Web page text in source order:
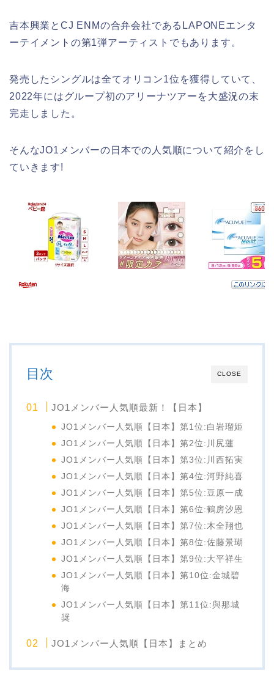
吉本興業とCJ ENMの合弁会社であるLAPONEエンタ
ーテイメントの第1弾アーティストでもあります。
発売したシングルは全てオリコン1位を獲得していて、
2022年にはグループ初のアリーナツアーを大盛況の末
完走しました。
そんなJO1メンバーの日本での人気順について紹介をし
ていきます!
CLOSE
目次
JO1メンバー人気順最新！【日本】
JO1メンバー人気順【日本】第1位:白岩瑠姫
JO1メンバー人気順【日本】第2位:川尻蓮
JO1メンバー人気順【日本】第3位:川西拓実
JO1メンバー人気順【日本】第4位:河野純喜
JO1メンバー人気順【日本】第5位:豆原一成
JO1メンバー人気順【日本】第6位:鶴房汐恩
JO1メンバー人気順【日本】第7位:木全翔也
JO1メンバー人気順【日本】第8位:佐藤景瑚
JO1メンバー人気順【日本】第9位:大平祥生
JO1メンバー人気順【日本】第10位:金城碧
海
JO1メンバー人気順【日本】第11位:與那城
奨
JO1メンバー人気順【日本】まとめ